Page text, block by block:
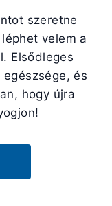
szeretne
velem a
Elsődleges
és
hogy újra